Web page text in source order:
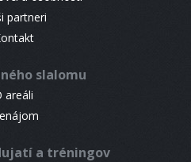
partneri
slalomu
areáli
a tréningov